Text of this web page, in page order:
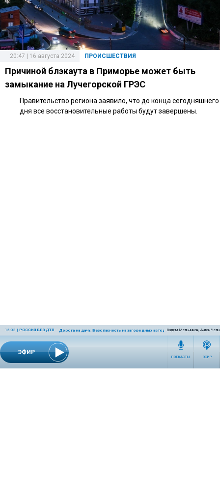
ЭФИР
15:03 | РОССИЯ БЕЗ ДТП Дорога на дачу. Безопасность на загородных автодорогахВадим Мельников, Антон
ПОДКАСТЫ ЭФИР
ПРОИСШЕСТВИЯ
20:47 | 16 августа 2024
Причиной блэкаута в Приморье может быть
замыкание на Лучегорской ГРЭС
Правительство региона заявило, что до конца сегодняшнего
дня все восстановительные работы будут завершены.